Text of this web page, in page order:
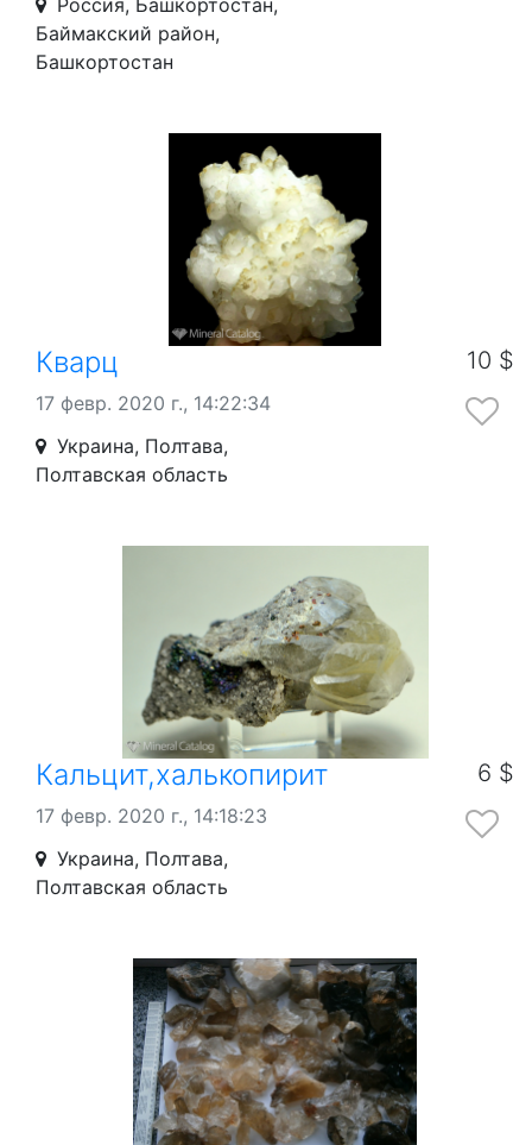
Россия, Башкортостан,
Баймакский район,
Башкортостан
Кварц
17 февр. 2020 г., 14:22:34
Украина, Полтава,
Полтавская область
10 $
Кальцит,халькопирит
17 февр. 2020 г., 14:18:23
Украина, Полтава,
Полтавская область
6 $